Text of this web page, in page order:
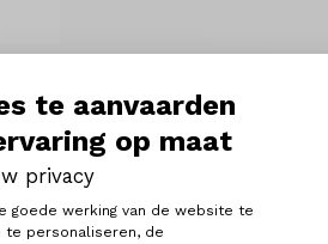
te aanvaarden
op maat
privacy
goede werking van de website te
te personaliseren, de